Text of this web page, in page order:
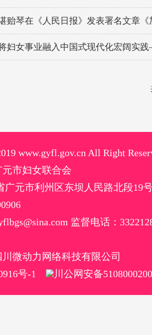
贻琴在《人民日报》发表署名文章​
将妇女事业融入中国式现代化宏阔
www.gyfl.gov.cn All Right
市妇女联合会
广元市利州区东坝人民路北段
监督电话：
微动力网络科技有限公司
号-1
川公网安备